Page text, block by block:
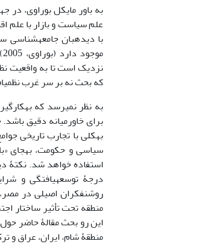
به باور مایکل بوراوی، در
علم سیاست و بازار با
با دیده‏بان جامعه‏شناسی
نزدیک است تا به واقعیت
که بحث نه بر سر غرب
به نظر نمی‏رسد که
برای خاورمیانه دقیق
به‏کلی با تجارب تاریخی
سیاسی و حکومت، به‏جای
استفاده خواهد شد. نکتۀ
درجۀ توسعه‏یافتگی و
روشن‏فکران اصیلی در
منطقه تحت تأثیر ساختار
این رو بحث مقالۀ حاضر حول
منطقۀ شام، ایران، عراق و